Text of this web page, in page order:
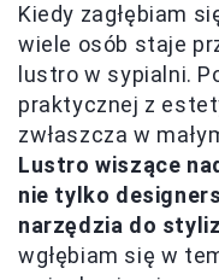
Kiedy zagłębiam
wiele osób staje
lustro w sypialni.
praktycznej z
zwłaszcza w
Lustro wiszące
nie tylko
narzędzia do
wgłębiam się w